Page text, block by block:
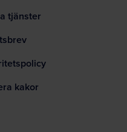
tjänster
kakor